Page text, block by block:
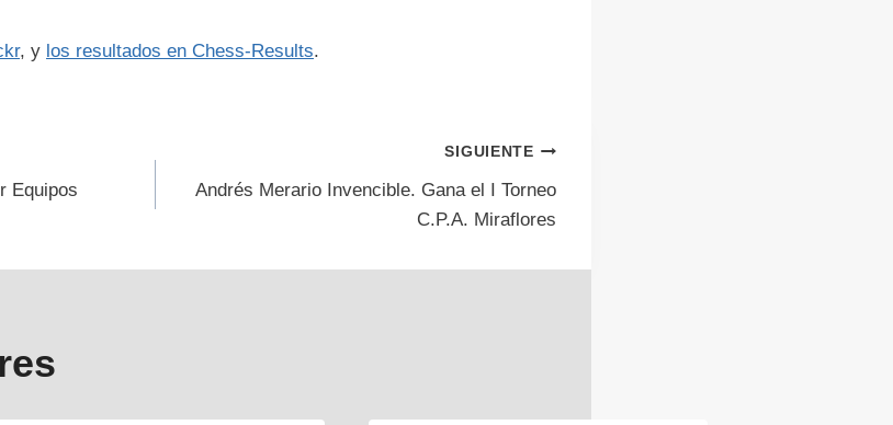
, y los resultados en Chess-Results.
Equipos
SIGUIENTE
Andrés Merario Invencible. Gana el I Torneo
C.P.A. Miraflores